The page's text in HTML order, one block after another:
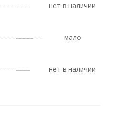
Нет в наличии
Мало
Нет в наличии